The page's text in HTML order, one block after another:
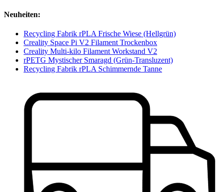
Neuheiten:
Recycling Fabrik rPLA Frische Wiese (Hellgrün)
Creality Space Pi V2 Filament Trockenbox
Creality Multi-kilo Filament Workstand V2
rPETG Mystischer Smaragd (Grün-Transluzent)
Recycling Fabrik rPLA Schimmernde Tanne